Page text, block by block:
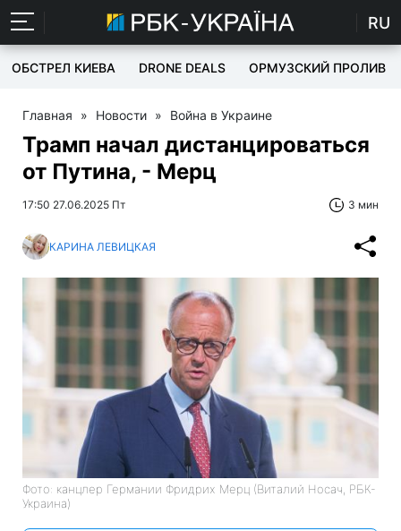
RU
ОБСТРЕЛ КИЕВА DRONE DEALS ОРМУЗСКИЙ ПРОЛИВ
Главная » Новости » Война в Украине
Трамп начал дистанцироваться
от Путина, - Мерц
17:50 27.06.2025 Пт 3 мин
КАРИНА ЛЕВИЦКАЯ
Фото: канцлер Германии Фридрих Мерц (Виталий Носач, РБК-
Украина)